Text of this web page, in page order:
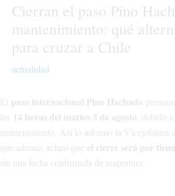
Cierran el paso Pino
mantenimiento: qué
para cruzar a Chile
actualidad
El paso internacional Pino Hachado
las 14 horas del martes 5 de agosto, debido a
mantenimiento. Así lo informó la Vicejefatura
que además aclaró que el cierre será por
sin una fecha confirmada de reapertura.